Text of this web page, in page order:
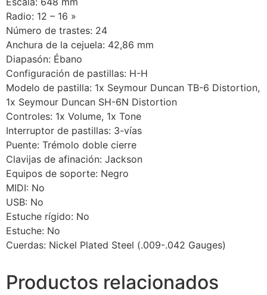
Radio: 12 – 16 »
Número de trastes: 24
Anchura de la cejuela: 42,86 mm
Diapasón: Ébano
Configuración de pastillas: H-H
Modelo de pastilla: 1x Seymour Duncan TB-6 Distortion,
1x Seymour Duncan SH-6N Distortion
Controles: 1x Volume, 1x Tone
Interruptor de pastillas: 3-vías
Puente: Trémolo doble cierre
Clavijas de afinación: Jackson
Equipos de soporte: Negro
MIDI: No
USB: No
Estuche rígido: No
Estuche: No
Cuerdas: Nickel Plated Steel (.009-.042 Gauges)
Productos relacionados